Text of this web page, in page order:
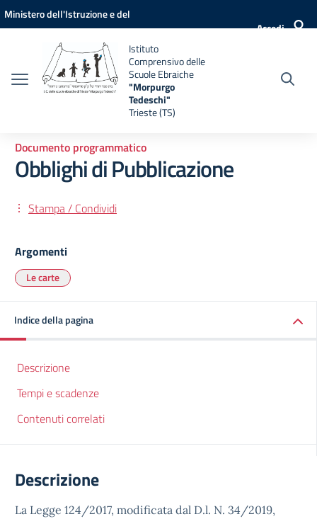
Vai ai contenuti
Vai al menu di navigazione
Vai al footer
Ministero dell'Istruzione e del
Accedi
Istituto
Comprensivo delle
Scuole Ebraiche
"Morpurgo
Tedeschi"
Trieste (TS)
Documento programmatico
Obblighi di Pubblicazione
Stampa / Condividi
Argomenti
Le carte
Indice della pagina
Descrizione
Tempi e scadenze
Contenuti correlati
Descrizione
La Legge 124/2017, modificata dal D.l. N. 34/2019,